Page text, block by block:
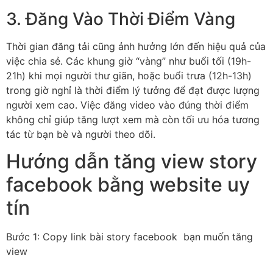
3. Đăng Vào Thời Điểm Vàng
Thời gian đăng tải cũng ảnh hưởng lớn đến hiệu quả của
việc chia sẻ. Các khung giờ “vàng” như buổi tối (19h-
21h) khi mọi người thư giãn, hoặc buổi trưa (12h-13h)
trong giờ nghỉ là thời điểm lý tưởng để đạt được lượng
người xem cao. Việc đăng video vào đúng thời điểm
không chỉ giúp tăng lượt xem mà còn tối ưu hóa tương
tác từ bạn bè và người theo dõi.
Hướng dẫn tăng view story
facebook bằng website uy
tín
Bước 1: Copy link bài story facebook bạn muốn tăng
view